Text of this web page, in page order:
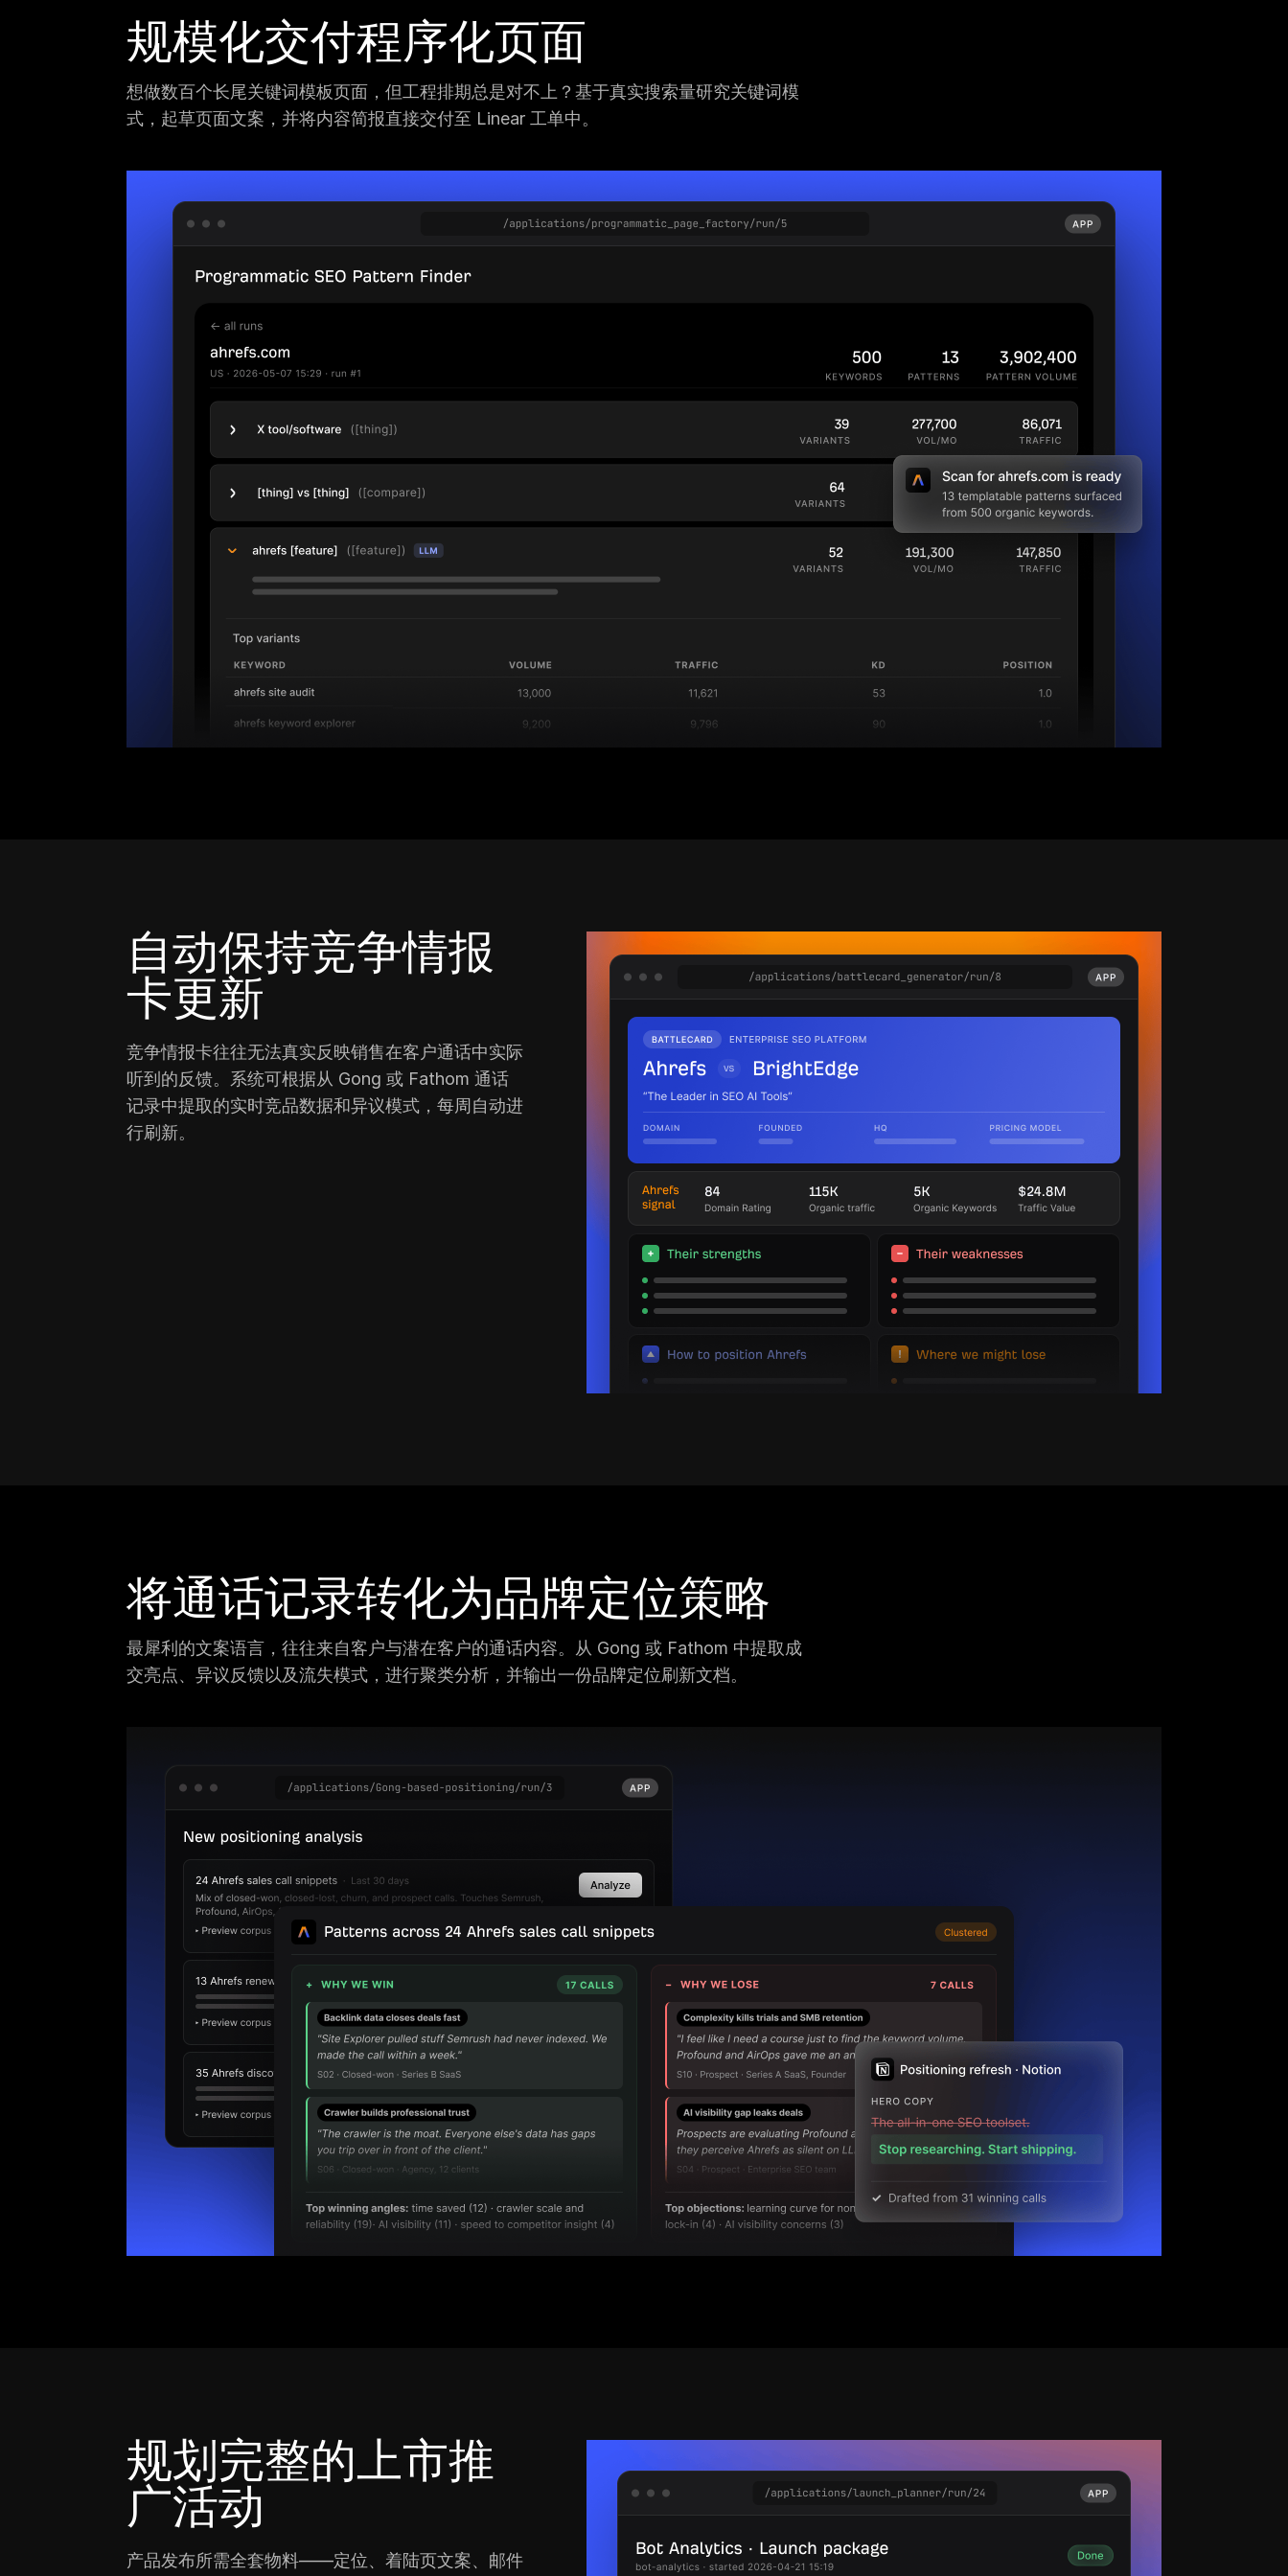
规模化交付程序化页面
想做数百个长尾关键词模板页面，但工程排期总是对不上？基于真实搜索量研究关键词模
式，起草页面文案，并将内容简报直接交付至 Linear 工单中。
自动保持竞争情报
卡更新
竞争情报卡往往无法真实反映销售在客户通话中实际
听到的反馈。系统可根据从 Gong 或 Fathom 通话
记录中提取的实时竞品数据和异议模式，每周自动进
行刷新。
将通话记录转化为品牌定位策略
最犀利的文案语言，往往来自客户与潜在客户的通话内容。从 Gong 或 Fathom 中提取成
交亮点、异议反馈以及流失模式，进行聚类分析，并输出一份品牌定位刷新文档。
规划完整的上市推
广活动
产品发布所需全套物料——定位、着陆页文案、邮件